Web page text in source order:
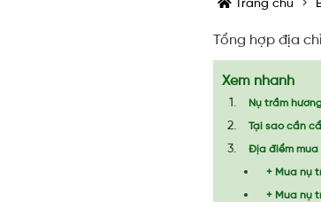
Trang chủ
Tổng hợp địa
Xem nhanh
Nụ trầm
Tại sao cần
Địa điểm mua
+ Mua nụ
+ Mua nụ